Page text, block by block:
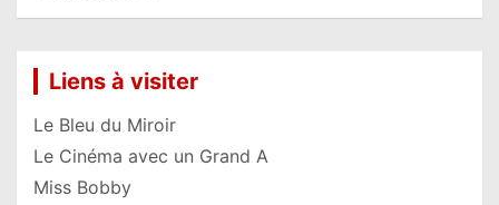
Liens à visiter
Le Bleu du Miroir
Le Cinéma avec un Grand A
Miss Bobby